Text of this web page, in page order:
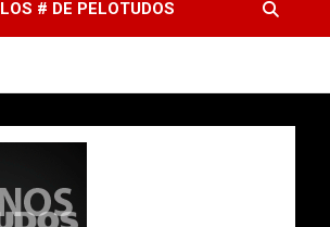
LOS # DE PELOTUDOS